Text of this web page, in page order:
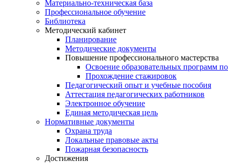
Материально-техническая база
Профессиональное обучение
Библиотека
Методический кабинет
Планирование
Методические документы
Повышение профессионального мастерства
Освоение образовательных программ
Прохождение стажировок
Педагогический опыт и учебные пособия
Аттестация педагогических работников
Электронное обучение
Единая методическая цель
Нормативные документы
Охрана труда
Локальные правовые акты
Пожарная безопасность
Достижения